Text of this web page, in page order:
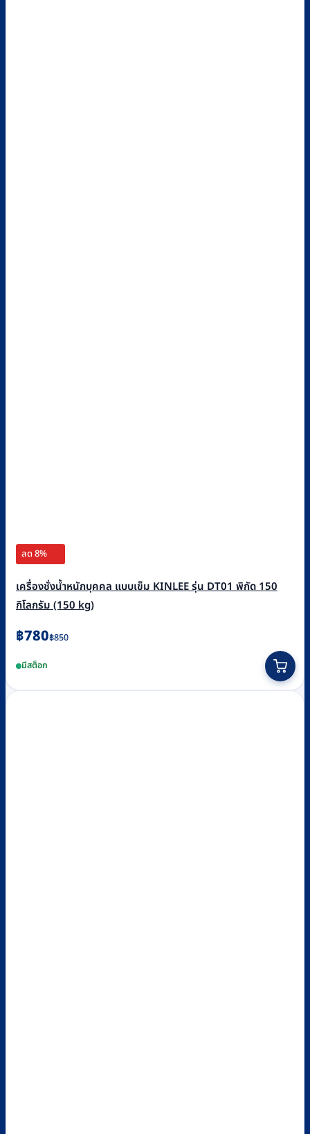
ลด 8%
เครื่องชั่งน้ำหนักบุคคล แบบเข็ม KINLEE รุ่น DT01 พิกัด 150
กิโลกรัม (150 kg)
฿850
Original
was:
฿850.
฿780
Current
is:
฿780.
มีสต็อก